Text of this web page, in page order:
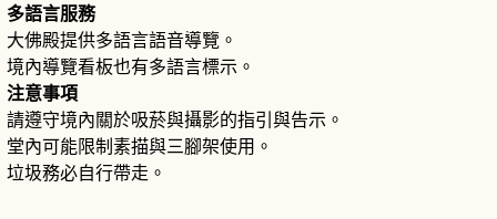
多語言服務
大佛殿提供多語言語音導覽。
境內導覽看板也有多語言標示。
注意事項
請遵守境內關於吸菸與攝影的指引與告示。
堂內可能限制素描與三腳架使用。
垃圾務必自行帶走。